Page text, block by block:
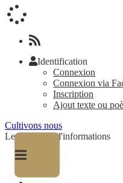
Identification
Connexion
Connexion via
Inscription
Ajout texte ou
Cultivons nous
Le magazine d'informations